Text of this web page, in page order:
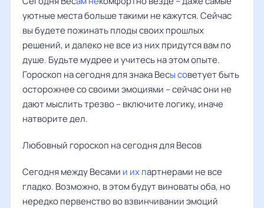
уютные места больше такими не кажутся. Сейчас
вы будете пожинать плоды своих прошлых
решений, и далеко не все из них придутся вам по
душе. Будьте мудрее и учитесь на этом опыте.
Гороскоп на сегодня для знака Весы советует быть
осторожнее со своими эмоциями – сейчас они не
дают мыслить трезво – включите логику, иначе
натворите дел.
Любовный гороскоп на сегодня для Весов
Сегодня между Весами и их партнерами не все
гладко. Возможно, в этом будут виноваты оба, но
нередко первенство во взвинчивании эмоций